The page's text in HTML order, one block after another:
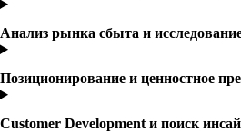
Анализ рынка сбыта и
Позиционирование и ценностное
Customer Development и поиск